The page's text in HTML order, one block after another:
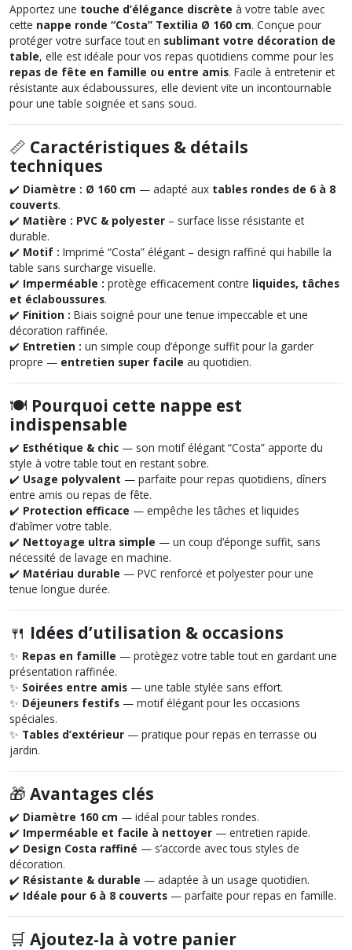
Apportez une touche d’élégance discrète à votre table avec
cette nappe ronde “Costa” Textilia Ø 160 cm. Conçue pour
protéger votre surface tout en sublimant votre décoration de
table, elle est idéale pour vos repas quotidiens comme pour les
repas de fête en famille ou entre amis. Facile à entretenir et
résistante aux éclaboussures, elle devient vite un incontournable
pour une table soignée et sans souci.
📏 Caractéristiques & détails
techniques
✔️ Diamètre : Ø 160 cm — adapté aux tables rondes de 6 à 8
couverts.
✔️ Matière : PVC & polyester – surface lisse résistante et
durable.
✔️ Motif : Imprimé “Costa” élégant – design raffiné qui habille la
table sans surcharge visuelle.
✔️ Imperméable : protège efficacement contre liquides, tâches
et éclaboussures.
✔️ Finition : Biais soigné pour une tenue impeccable et une
décoration raffinée.
✔️ Entretien : un simple coup d’éponge suffit pour la garder
propre — entretien super facile au quotidien.
🍽️ Pourquoi cette nappe est
indispensable
✔️ Esthétique & chic — son motif élégant “Costa” apporte du
style à votre table tout en restant sobre.
✔️ Usage polyvalent — parfaite pour repas quotidiens, dîners
entre amis ou repas de fête.
✔️ Protection efficace — empêche les tâches et liquides
d’abîmer votre table.
✔️ Nettoyage ultra simple — un coup d’éponge suffit, sans
nécessité de lavage en machine.
✔️ Matériau durable — PVC renforcé et polyester pour une
tenue longue durée.
🍴 Idées d’utilisation & occasions
✨ Repas en famille — protègez votre table tout en gardant une
présentation raffinée.
✨ Soirées entre amis — une table stylée sans effort.
✨ Déjeuners festifs — motif élégant pour les occasions
spéciales.
✨ Tables d’extérieur — pratique pour repas en terrasse ou
jardin.
🎁 Avantages clés
✔️ Diamètre 160 cm — idéal pour tables rondes.
✔️ Imperméable et facile à nettoyer — entretien rapide.
✔️ Design Costa raffiné — s’accorde avec tous styles de
décoration.
✔️ Résistante & durable — adaptée à un usage quotidien.
✔️ Idéale pour 6 à 8 couverts — parfaite pour repas en famille.
🛒 Ajoutez-la à votre panier